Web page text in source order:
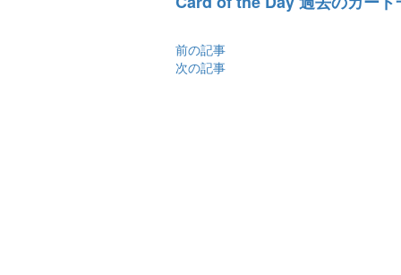
前の記事
次の記事